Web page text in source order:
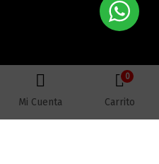
© 2026 Lectores.co |
Mi Cuenta
0
Carrito